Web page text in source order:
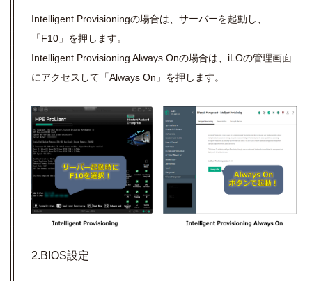
Intelligent Provisioningの場合は、サーバーを起動し、
「F10 」を押します。
Intelligent Provisioning Always Onの場合は、 iLOの管理画面
にアクセスして「Always On 」を押します。
2.BIOS設定